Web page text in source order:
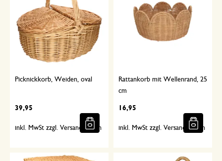
Picknickkorb, Weiden, oval
39,95
inkl. MwSt zzgl. Versandkosten
Rattankorb mit Wellenrand, 25
cm
16,95
inkl. MwSt zzgl. Versandkosten